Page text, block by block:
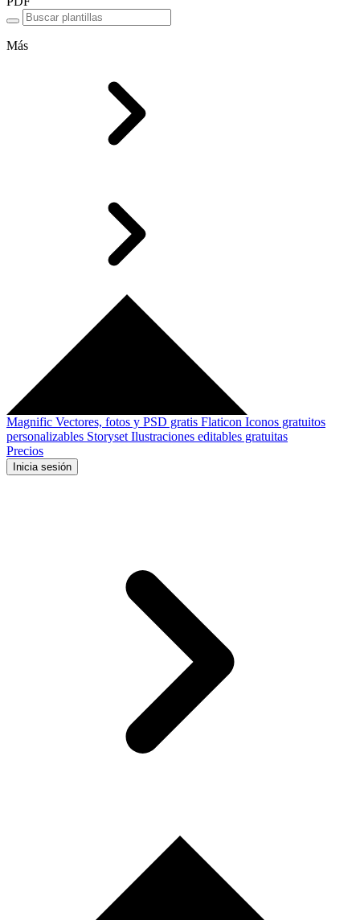
Más
Magnific Vectores, fotos y PSD gratis Flaticon Iconos gratuitos
personalizables Storyset Ilustraciones editables gratuitas
Precios
Inicia sesión